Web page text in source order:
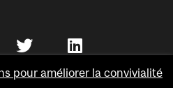
pour améliorer la convivialité